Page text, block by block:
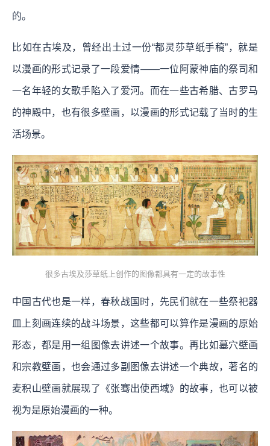
的。
比如在古埃及，曾经出土过一份“都灵莎草纸手稿”，就是
以漫画的形式记录了一段爱情——一位阿蒙神庙的祭司和
一名年轻的女歌手陷入了爱河。而在一些古希腊、古罗马
的神殿中，也有很多壁画，以漫画的形式记载了当时的生
活场景。
很多古埃及莎草纸上创作的图像都具有一定的故事性
中国古代也是一样，春秋战国时，先民们就在一些祭祀器
皿上刻画连续的战斗场景，这些都可以算作是漫画的原始
形态，都是用一组图像去讲述一个故事。再比如墓穴壁画
和宗教壁画，也会通过多副图像去讲述一个典故，著名的
麦积山壁画就展现了《张骞出使西域》的故事，也可以被
视为是原始漫画的一种。